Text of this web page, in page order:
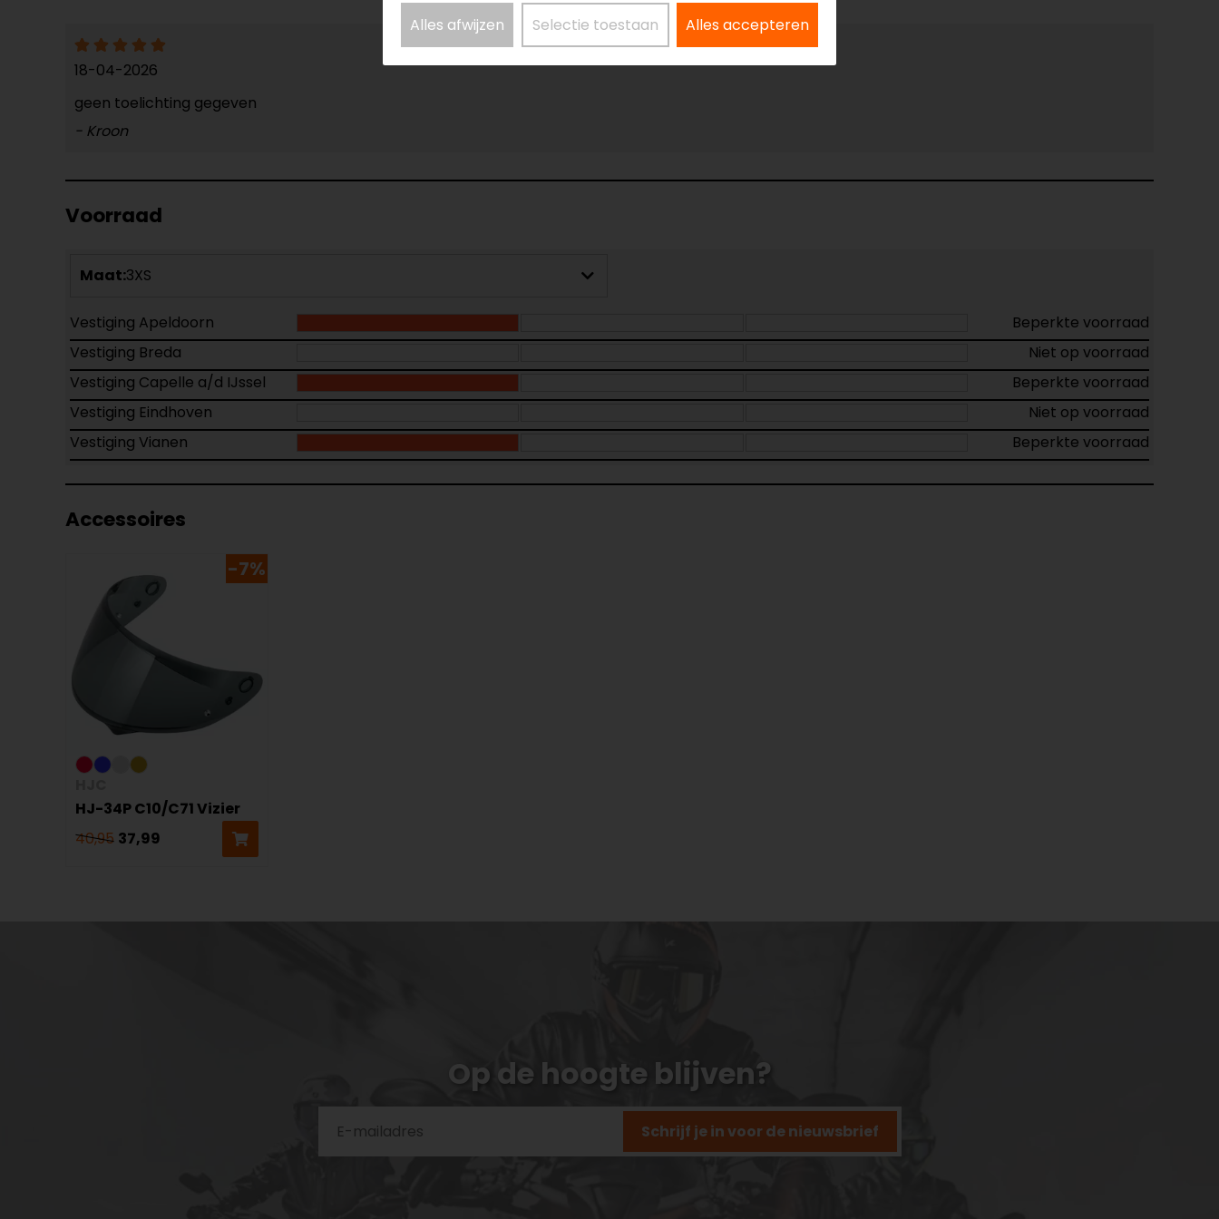
18-04-2026
geen toelichting gegeven
- Kroon
Voorraad
Maat:3XS
Vestiging Apeldoorn
Beperkte voorraad
Vestiging Breda
Niet op voorraad
Vestiging Capelle a/d IJssel
Beperkte voorraad
Vestiging Eindhoven
Niet op voorraad
Vestiging Vianen
Beperkte voorraad
Accessoires
-7%
HJ-34P C10/C71 Vizier
40,95 37,99
Op de hoogte blijven?
Schrijf je in voor de nieuwsbrief
Alles afwijzen Selectie toestaan Alles accepteren